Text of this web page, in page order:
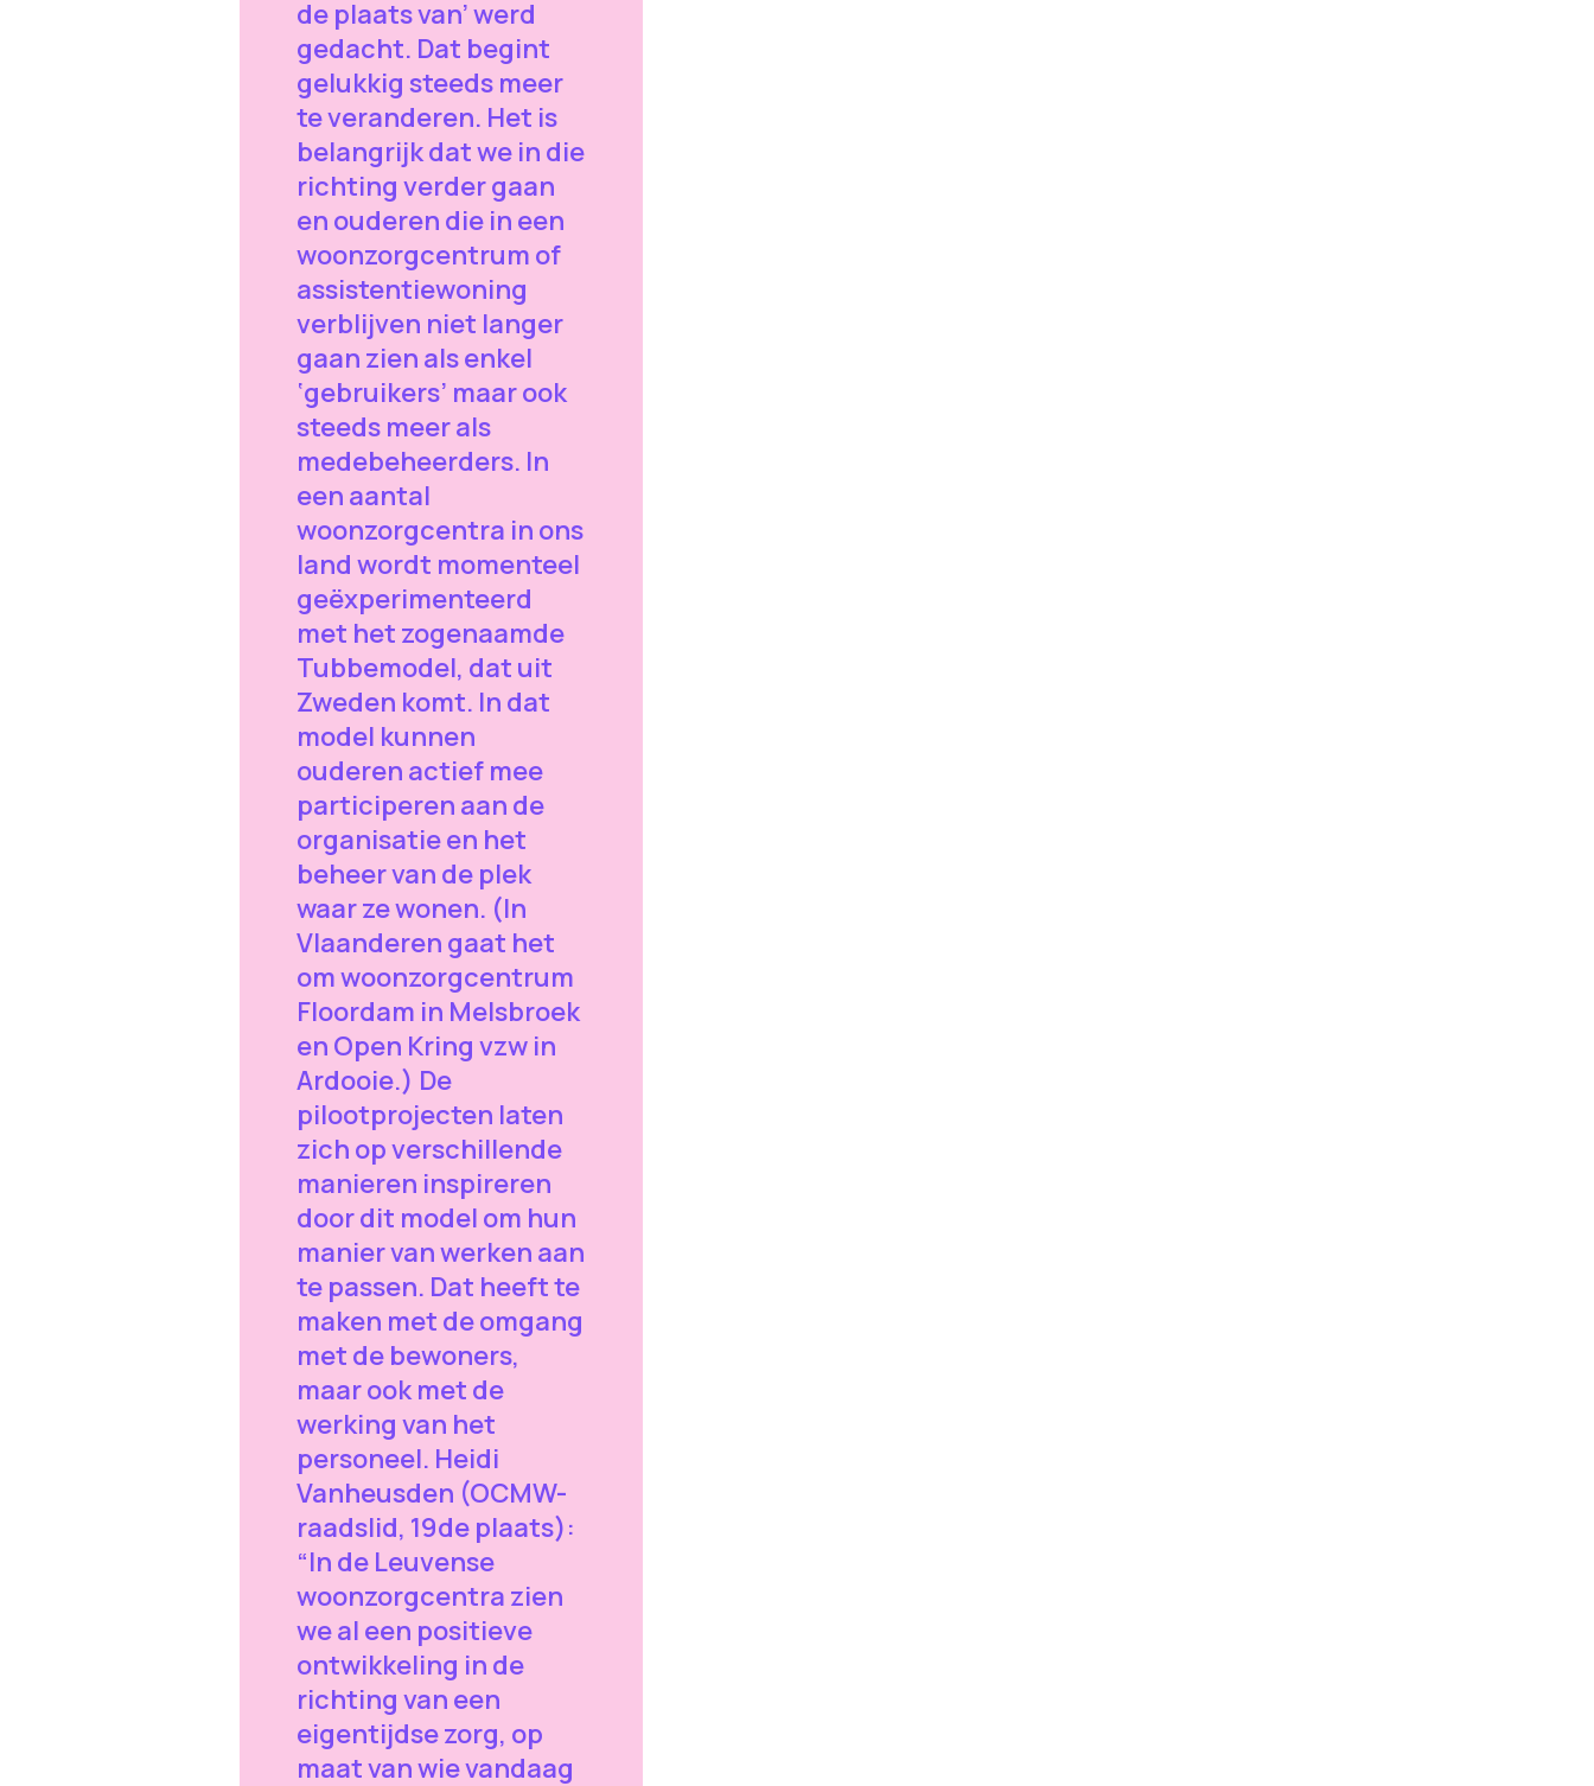
de plaats van’ werd
gedacht. Dat begint
gelukkig steeds meer
te veranderen. Het is
belangrijk dat we in die
richting verder gaan
en ouderen die in een
woonzorgcentrum of
assistentiewoning
verblijven niet langer
gaan zien als enkel
‘gebruikers’ maar ook
steeds meer als
medebeheerders. In
een aantal
woonzorgcentra in ons
land wordt momenteel
geëxperimenteerd
met het zogenaamde
Tubbemodel, dat uit
Zweden komt. In dat
model kunnen
ouderen actief mee
participeren aan de
organisatie en het
beheer van de plek
waar ze wonen. (In
Vlaanderen gaat het
om woonzorgcentrum
Floordam in Melsbroek
en Open Kring vzw in
Ardooie.) De
pilootprojecten laten
zich op verschillende
manieren inspireren
door dit model om hun
manier van werken aan
te passen. Dat heeft te
maken met de omgang
met de bewoners,
maar ook met de
werking van het
personeel. Heidi
Vanheusden (OCMW-
raadslid, 19de plaats):
“In de Leuvense
woonzorgcentra zien
we al een positieve
ontwikkeling in de
richting van een
eigentijdse zorg, op
maat van wie vandaag